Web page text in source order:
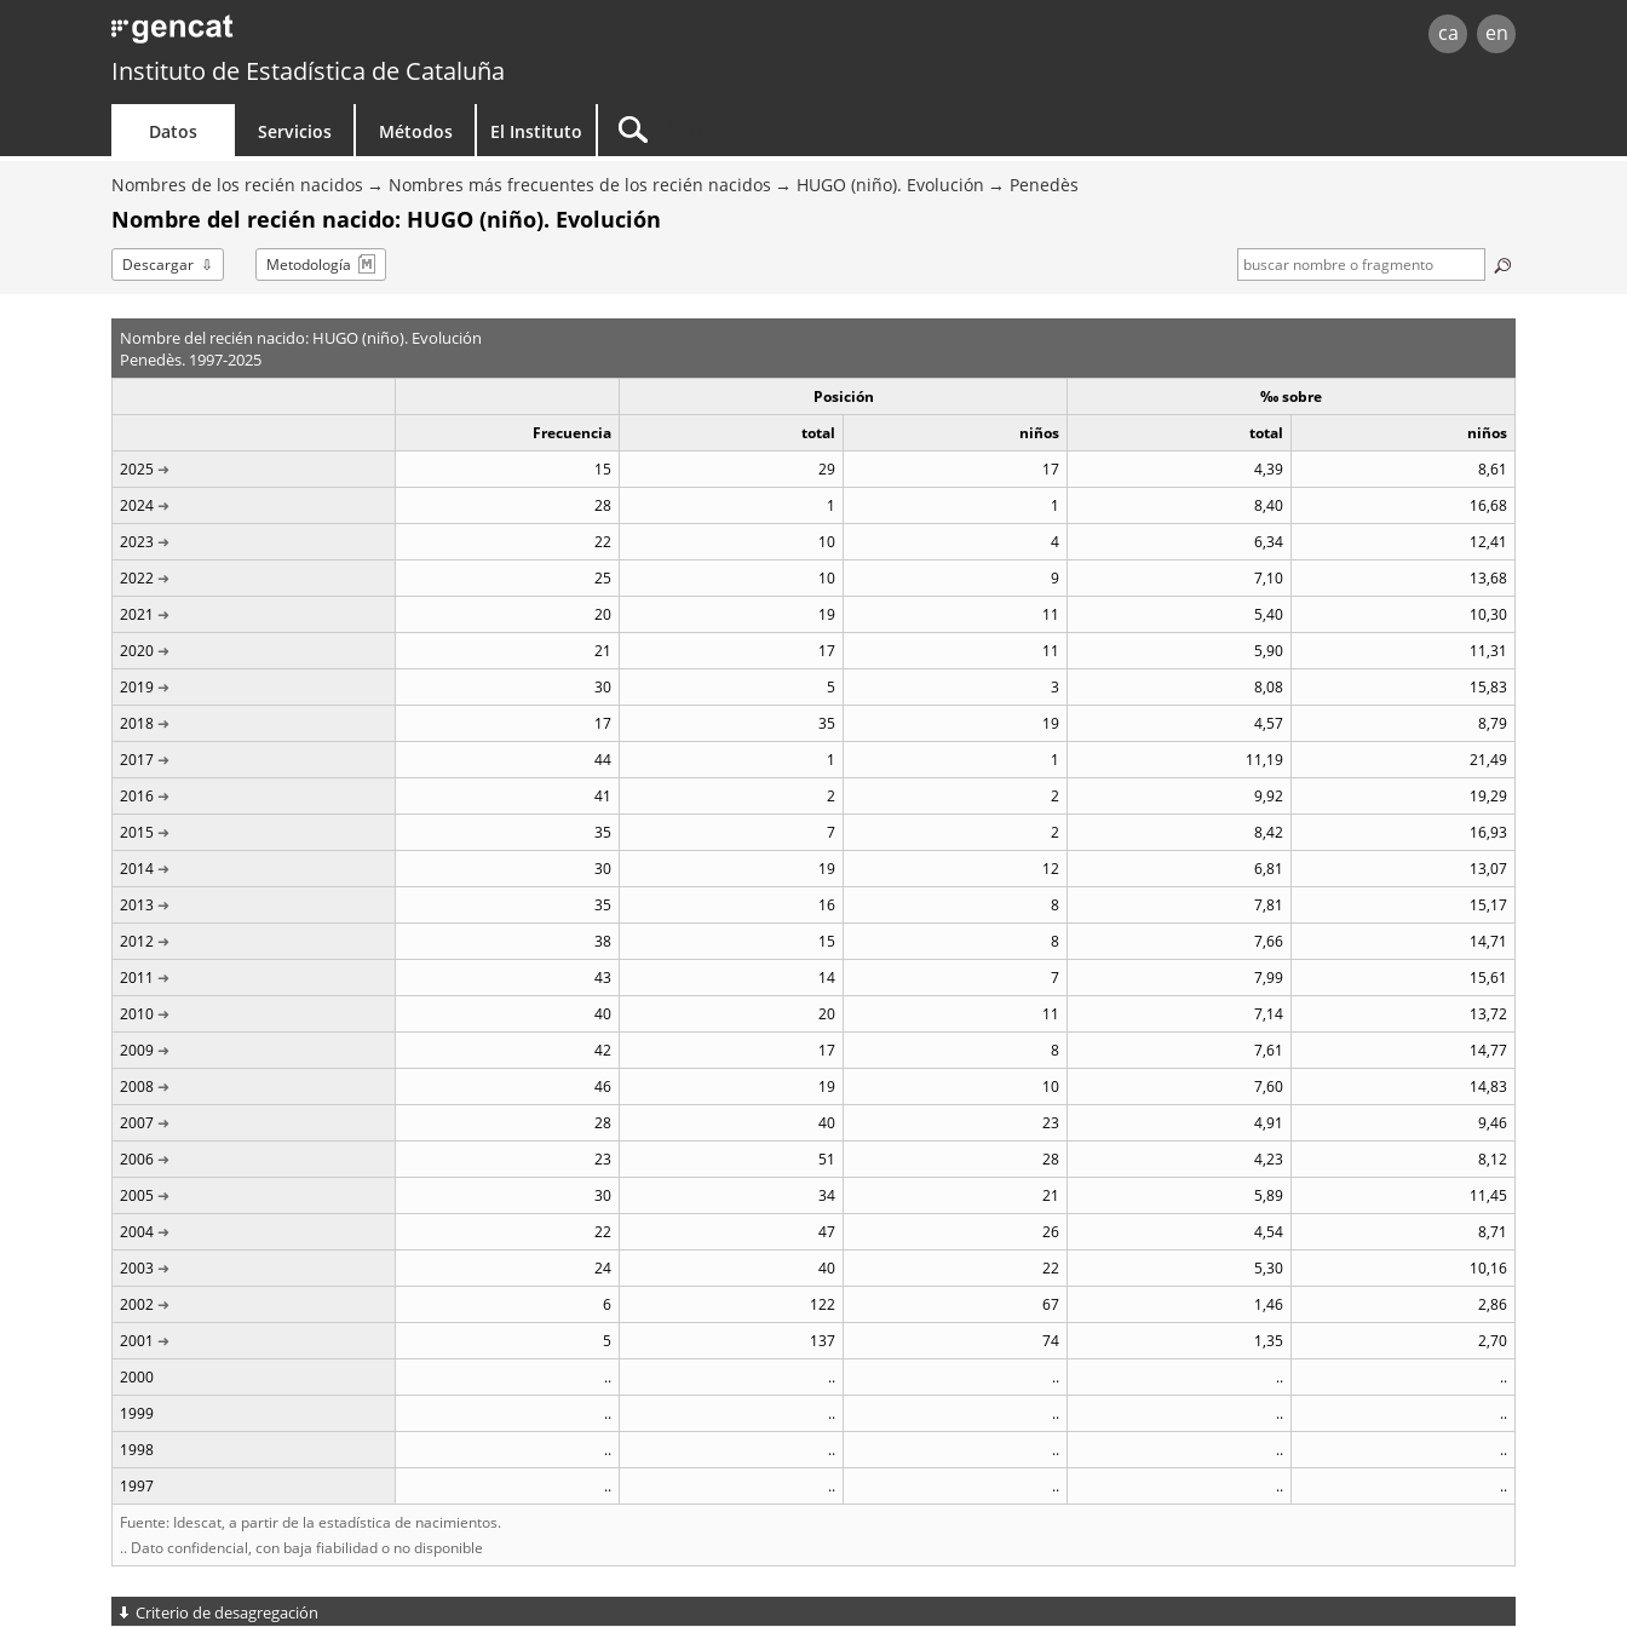
ca en
Instituto de Estadística de Cataluña
Datos Servicios Métodos El Instituto
Nombres de los recién nacidos Nombres más frecuentes de los recién nacidos HUGO (niño). Evolución Penedès
Nombre del recién nacido: HUGO (niño). Evolución
Descargar Metodología
Nombre del recién nacido: HUGO (niño). Evolución
Penedès. 1997-2025
Posición
‰ sobre
Frecuencia
total niños total
niños
2025
15 29 17 4,39
8,61
2024
28 1 1 8,40
16,68
2023
22 10 4 6,34
12,41
2022
25 10 9 7,10
13,68
2021
20 19 11 5,40
10,30
2020
21 17 11 5,90
11,31
2019
30 5 3 8,08
15,83
2018
17 35 19 4,57
8,79
2017
44 1 1 11,19
21,49
2016
41 2 2 9,92
19,29
2015
35 7 2 8,42
16,93
2014
30 19 12 6,81
13,07
2013
35 16 8 7,81
15,17
2012
38 15 8 7,66
14,71
2011
43 14 7 7,99
15,61
2010
40 20 11 7,14
13,72
2009
42 17 8 7,61
14,77
2008
46 19 10 7,60
14,83
2007
28 40 23 4,91
9,46
2006
23 51 28 4,23
8,12
2005
30 34 21 5,89
11,45
2004
22 47 26 4,54
8,71
2003
24 40 22 5,30
10,16
2002
6 122 67 1,46
2,86
2001
5 137 74 1,35
2,70
2000
.. .. .. ..
..
1999
.. .. .. ..
..
1998
.. .. .. ..
..
1997
.. .. .. ..
..
Fuente: Idescat, a partir de la estadística de nacimientos.
.. Dato confidencial, con baja fiabilidad o no disponible
Criterio de desagregación